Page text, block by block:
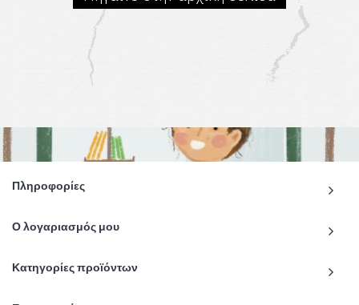
Πληροφορίες
Ο λογαριασμός μου
Κατηγορίες προϊόντων